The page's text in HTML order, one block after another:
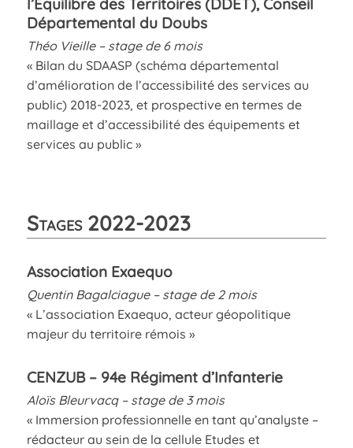
Départemental du Doubs
Théo Vieille – stage de 6 mois
« Bilan du SDAASP (schéma départemental
d’amélioration de l’accessibilité des services au
public) 2018-2023, et prospective en termes de
maillage et d’accessibilité des équipements et
services au public »
Stages 2022-2023
Association Exaequo
Quentin Bagalciague – stage de 2 mois
« L’association Exaequo, acteur géopolitique
majeur du territoire rémois »
CENZUB – 94e Régiment d’Infanterie
Aloïs Bleurvacq – stage de 3 mois
« Immersion professionnelle en tant qu’analyste –
rédacteur au sein de la cellule Etudes et